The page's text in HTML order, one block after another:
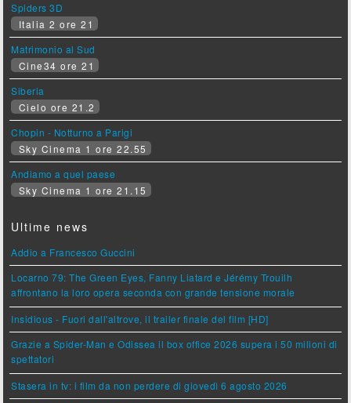
Spiders 3D
Italia 2 ore 21
Matrimonio al Sud
Cine34 ore 21
Siberia
Cielo ore 21.2
Chopin - Notturno a Parigi
Sky Cinema 1 ore 22.55
Andiamo a quel paese
Sky Cinema 1 ore 21.15
Ultime news
Addio a Francesco Guccini
Locarno 79: The Green Eyes, Fanny Liatard e Jérémy Trouilh
affrontano la loro opera seconda con grande tensione morale
Insidious - Fuori dall'altrove, il trailer finale del film [HD]
Grazie a Spider-Man e Odissea il box office 2026 supera i 50 milioni di
spettatori
Stasera in tv: i film da non perdere di giovedì 6 agosto 2026